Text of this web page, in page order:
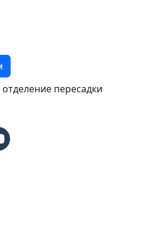
отделение пересадки